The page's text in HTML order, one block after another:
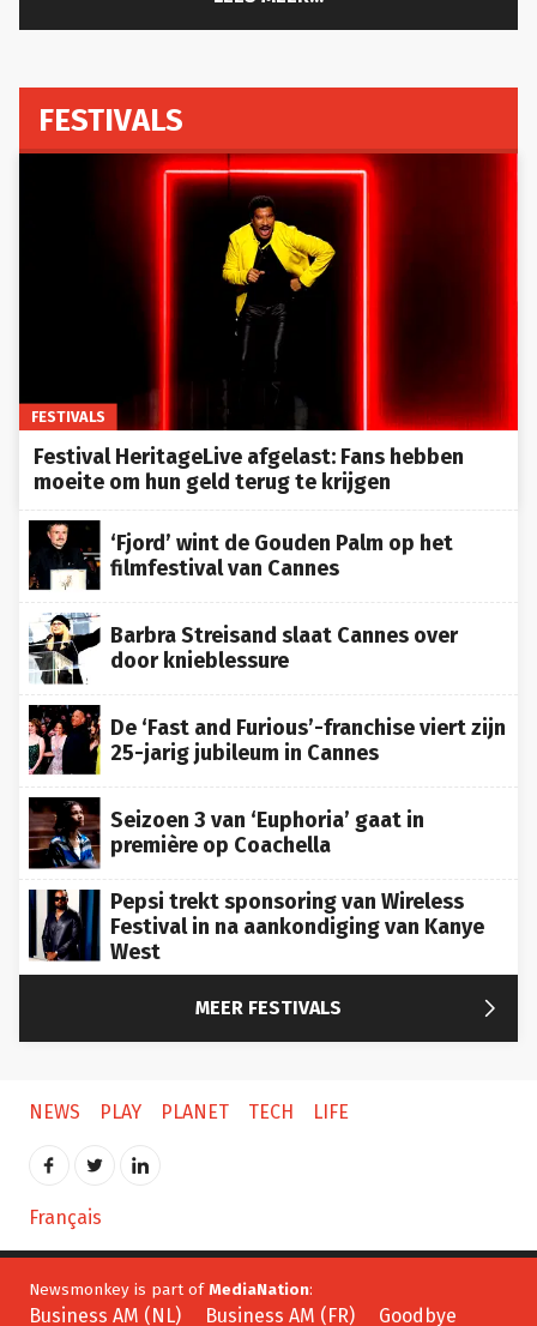
FESTIVALS
FESTIVALS
Festival HeritageLive afgelast: Fans hebben
moeite om hun geld terug te krijgen
‘Fjord’ wint de Gouden Palm op het
filmfestival van Cannes
Barbra Streisand slaat Cannes over
door knieblessure
De ‘Fast and Furious’-franchise viert zijn
25-jarig jubileum in Cannes
Seizoen 3 van ‘Euphoria’ gaat in
première op Coachella
Pepsi trekt sponsoring van Wireless
Festival in na aankondiging van Kanye
West
MEER FESTIVALS 
NEWS PLAY PLANET TECH LIFE
Français
Newsmonkey is part of MediaNation
Business AM (NL) Business AM (FR) Goodbye